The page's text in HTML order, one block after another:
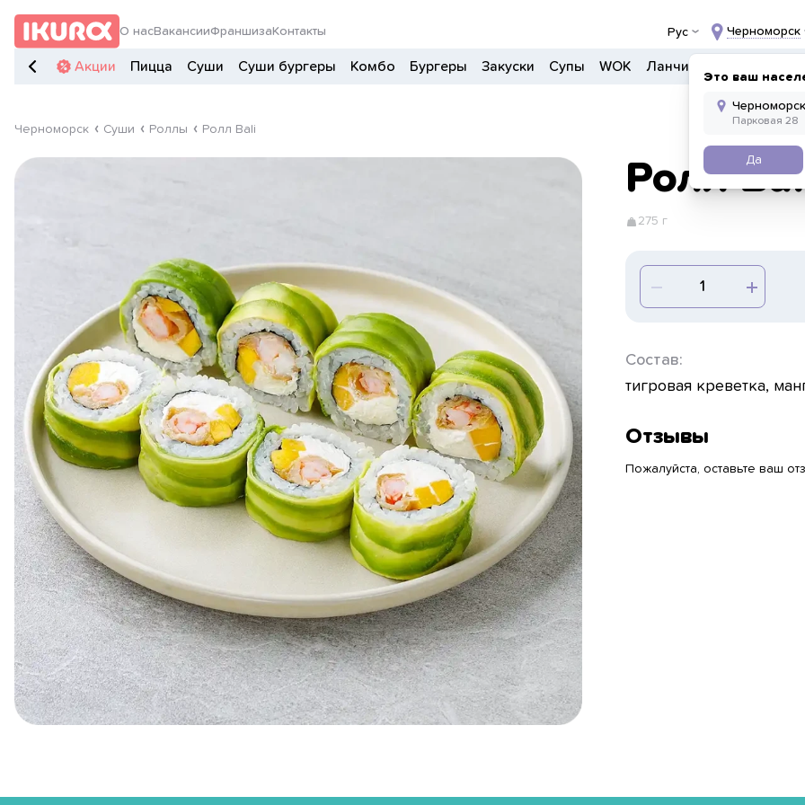
О насВакансииФраншиза Контакты Рус Черноморск
Это ваш
Да
Акции Пицца Суши Суши бургеры Комбо Бургеры Закуски Супы WOK Ланчи
Черноморск Суши Роллы Ролл Bali
Ролл
275 г
Состав:
тигровая креветка,
Отзывы
Пожалуйста, оставьте ваш